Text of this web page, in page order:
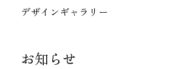
デザインギャラリー
お知らせ